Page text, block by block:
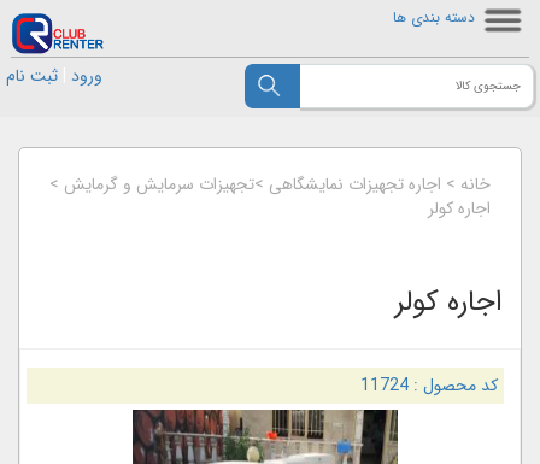
دسته بندی ها
ورود ثبت نام
خانه > اجاره تجهیزات نمایشگاهی >تجهیزات سرمایش و گرمایش >
اجاره کولر
اجاره کولر
کد محصول :11724